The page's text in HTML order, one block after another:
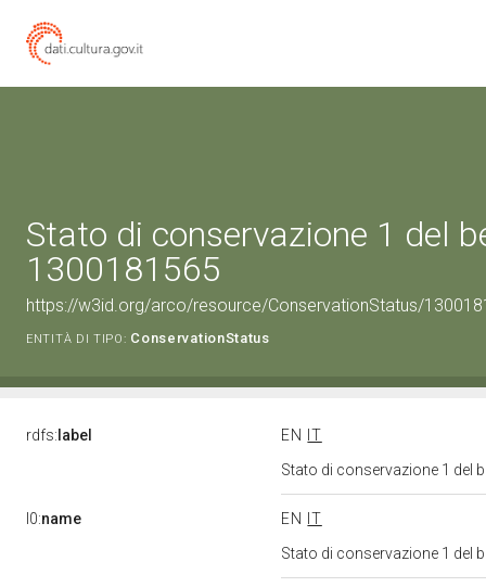
Stato di conservazione 1 del
1300181565
https://w3id.org/arco/resource/ConservationStatus/
ENTITÀ DI TIPO: ConservationStatus
rdfs: label EN
IT
Stato di conservazione 1 del
l0:name EN
IT
Stato di conservazione 1 del